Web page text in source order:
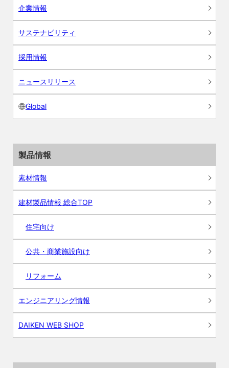
企業情報
サステナビリティ
採用情報
ニュースリリース
Global
製品情報
素材情報
建材製品情報 総合TOP
住宅向け
公共・商業施設向け
リフォーム
エンジニアリング情報
DAIKEN WEB SHOP